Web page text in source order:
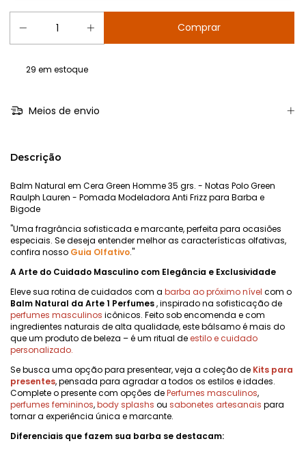
29 em estoque
Meios de envio
Descrição
Balm Natural em Cera Green Homme 35 grs. - Notas Polo Green
Raulph Lauren - Pomada Modeladora Anti Frizz para Barba e
Bigode
"Uma fragrância sofisticada e marcante, perfeita para ocasiões
especiais. Se deseja entender melhor as características olfativas,
confira nosso Guia Olfativo."
A Arte do Cuidado Masculino com Elegância e Exclusividade
Eleve sua rotina de cuidados com a barba ao próximo nível com o
Balm Natural da Arte 1 Perfumes, inspirado na sofisticação de
perfumes masculinos icônicos. Feito sob encomenda e com
ingredientes naturais de alta qualidade, este bálsamo é mais do
que um produto de beleza – é um ritual deestilo e cuidado
personalizado.
Se busca uma opção para presentear, veja a coleção de Kits para
presentes, pensada para agradar a todos os estilos e idades.
Complete o presente com opções dePerfumes masculinos,
perfumes femininos,body splashs ou sabonetes artesanais para
tornar a experiência única e marcante.
Diferenciais que fazem sua barba se destacam: